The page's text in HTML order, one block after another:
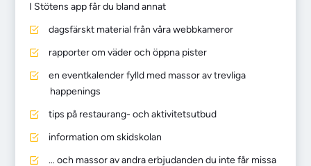
I Stötens app får du bland annat
dagsfärskt material från våra webbkameror
rapporter om väder och öppna pister
en eventkalender fylld med massor av trevliga
happenings
tips på restaurang- och aktivitetsutbud
information om skidskolan
… och massor av andra erbjudanden du inte får missa